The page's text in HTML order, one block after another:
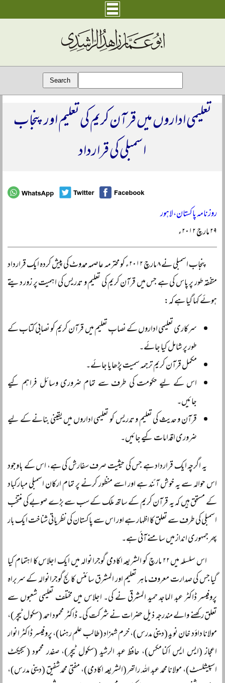
تعلیمی اداروں میں قرآن کریم کی تعلیم اور پنجاب
اسمبلی کی قرارداد
روزنامہ پاکستان، لاہور
۲۹ مارچ ۲۰۱۲ء
پنجاب اسمبلی نے ۸ مارچ ۲۰۱۲ء کو محترمہ عاصمہ ممدوٹ کی پیش کردہ ایک قرارداد
متفقہ طور پر پاس کی ہے جس میں قرآن کریم کی تعلیم و تدریس کی اہمیت پر زور دیتے
ہوئے کہا گیا ہے کہ:
سرکاری تعلیمی اداروں کے نصابِ تعلیم میں قرآن کریم کو نصابی کتاب کے
طور پر شامل کیا جائے۔
مکمل قرآن کریم ترجمہ سمیت پڑھایا جائے۔
اس کے لیے حکومت کی طرف سے تمام ضروری وسائل فراہم کیے
جائیں۔
قرآن و حدیث کی تعلیم و تدریس کو تعلیمی اداروں میں یقینی بنانے کے لیے
ضروری اقدامات کیے جائیں۔
یہ اگرچہ ایک قرارداد ہے جس کی حیثیت صرف سفارش کی ہے، اس کے باوجود
اس حوالہ سے یہ خوش آئند ہے اور اسے منظور کرنے پر تمام ارکان اسمبلی مبارکباد
کے مستحق ہیں کہ یہ قرآن کریم کے ساتھ ملک کے سب سے بڑے صوبے کی منتخب
اسمبلی کی طرف سے تعلق کا اظہار ہے اور اس سے پاکستان کی نظریاتی شناخت ایک بار
پھر جمہوری انداز میں سامنے آئی ہے۔
اس سلسلہ میں ۲۲ مارچ کو الشریعہ اکادمی گوجرانوالہ میں ایک اجلاس کا اہتمام کیا
گیا جس کی صدارت معروف ماہر تعلیم اور المشرق سائنس کالج گوجرانوالہ کے سربراہ
پروفیسر ڈاکٹر عبد الماجد حمید المشرقی نے کی۔ اجلاس میں مختلف تعلیمی شعبوں سے
تعلق رکھنے والے مندرجہ ذیل حضرات نے شرکت کی۔ ڈاکٹر محمود احمد (سکول ٹیچر)،
مولانا داؤد خان نوید (دینی مدرس)، خرم شہزاد (طالب علم رہنما)، پروفیسر ڈاکٹر انوار
اعجاز (ایس ایس اکنامکس)، حافظ عبد الرشید (سکول ٹیچر)، صفدر محمود (سبجیکٹ
اسپیشلسٹ)، مولانا محمد عبد اللہ راتھر (الشریعہ اکادمی)، مفتی محمد شفیق (دینی مدرس)،